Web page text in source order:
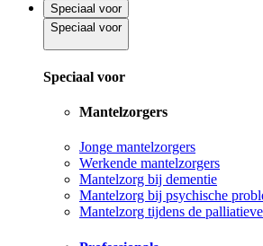
Speciaal voor
Speciaal voor
Speciaal voor
Mantelzorgers
Jonge mantelzorgers
Werkende mantelzorgers
Mantelzorg bij dementie
Mantelzorg bij psychische
Mantelzorg tijdens de